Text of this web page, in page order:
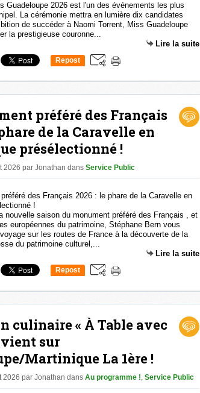
Guadeloupe 2026 est l'un des événements les plus
La cérémonie mettra en lumière dix candidates
de succéder à Naomi Torrent, Miss Guadeloupe
la prestigieuse couronne...
Lire la suite
Repost
préféré des Français
de la Caravelle en
présélectionné !
2026 par Jonathan dans Service Public
nouvelle saison du monument préféré des Français , et
européennes du patrimoine, Stéphane Bern vous
sur les routes de France à la découverte de la
du patrimoine culturel,...
Lire la suite
Repost
culinaire « À Table avec
sur
Martinique La 1ère !
2026 par Jonathan dans Au programme !, Service Public